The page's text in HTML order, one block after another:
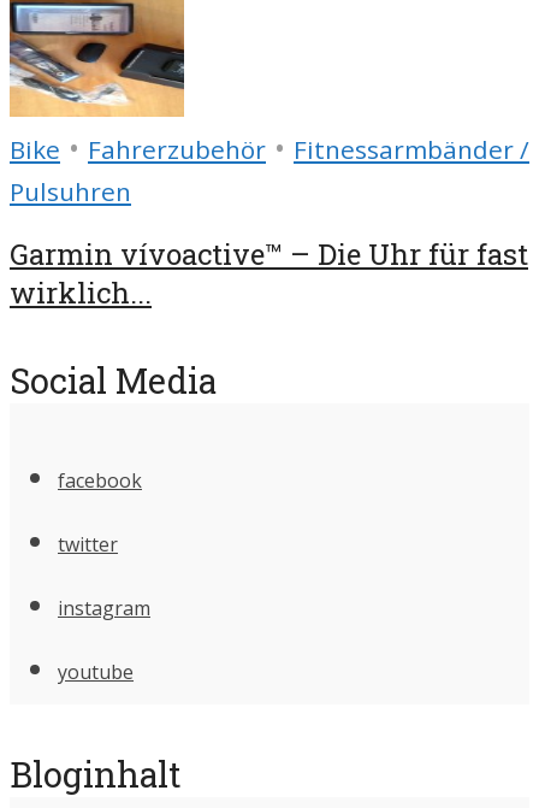
Bike • Fahrerzubehör • Fitnessarmbänder /
Pulsuhren
Garmin vívoactive™ – Die Uhr für fast
wirklich...
Social Media
facebook
twitter
instagram
youtube
Bloginhalt